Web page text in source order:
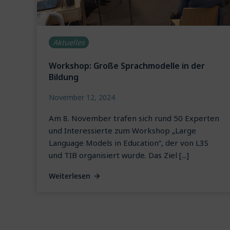
Aktuelles
Workshop: Große Sprachmodelle in der
Bildung
November 12, 2024
Am 8. November trafen sich rund 50 Experten
und Interessierte zum Workshop „Large
Language Models in Education“, der von L3S
und TIB organisiert wurde. Das Ziel [...]
Weiterlesen